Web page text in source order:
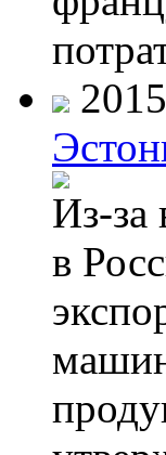
Из-за
в